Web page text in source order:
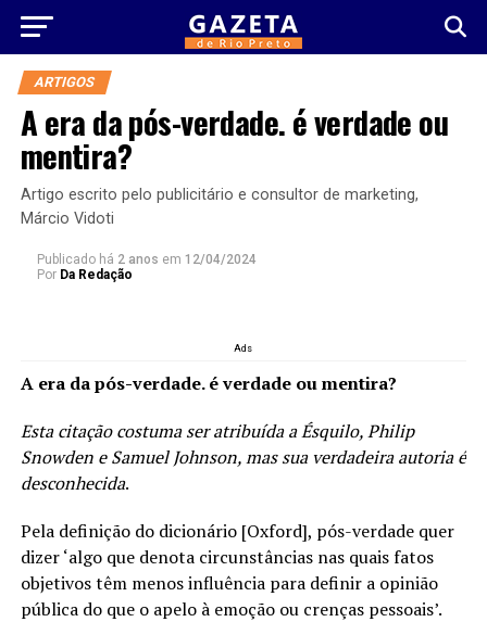
ARTIGOS
A era da pós-verdade. é verdade ou
mentira?
Artigo escrito pelo publicitário e consultor de marketing,
Márcio Vidoti
Publicado há 2 anos em 12/04/2024
Por Da Redação
Ads
A era da pós-verdade. é verdade ou mentira?
Esta citação costuma ser atribuída a Ésquilo, Philip
Snowden e Samuel Johnson, mas sua verdadeira autoria é
desconhecida.
Pela definição do dicionário [Oxford], pós-verdade quer
dizer ‘algo que denota circunstâncias nas quais fatos
objetivos têm menos influência para definir a opinião
pública do que o apelo à emoção ou crenças pessoais’.